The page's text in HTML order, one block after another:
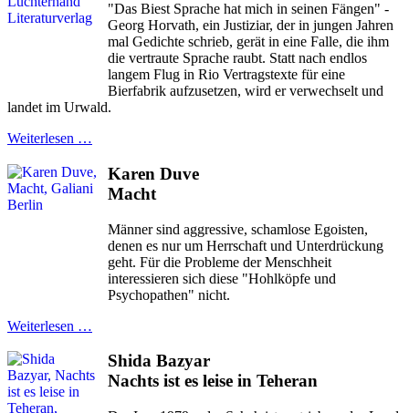
"Das Biest Sprache hat mich in seinen Fängen" -
Georg Horvath, ein Justiziar, der in jungen Jahren
mal Gedichte schrieb, gerät in eine Falle, die ihm
die vertraute Sprache raubt. Statt nach endlos
langem Flug in Rio Vertragstexte für eine
Bierfabrik aufzusetzen, wird er verwechselt und
landet im Urwald.
Weiterlesen …
Karen Duve
Macht
Männer sind aggressive, schamlose Egoisten,
denen es nur um Herrschaft und Unterdrückung
geht. Für die Probleme der Menschheit
interessieren sich diese "Hohlköpfe und
Psychopathen" nicht.
Weiterlesen …
Shida Bazyar
Nachts ist es leise in Teheran